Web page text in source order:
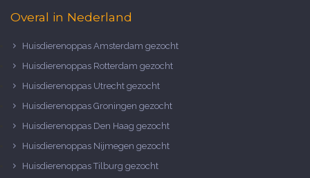
Overal in Nederland
Huisdierenoppas Amsterdam gezocht
Huisdierenoppas Rotterdam gezocht
Huisdierenoppas Utrecht gezocht
Huisdierenoppas Groningen gezocht
Huisdierenoppas Den Haag gezocht
Huisdierenoppas Nijmegen gezocht
Huisdierenoppas Tilburg gezocht